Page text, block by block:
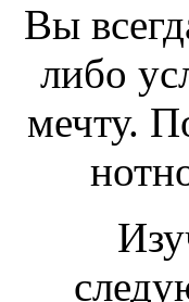
Вы
либо
мечту.